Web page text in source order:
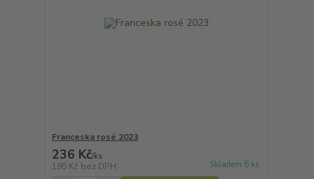
Franceska rosé 2023
236 Kč/ks
195 Kč bez DPH Skladem 6 ks